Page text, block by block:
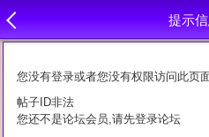
提示
您没有登录或者您没有权限访问此页
帖子ID非法
您还不是论坛会员,请先登录论坛